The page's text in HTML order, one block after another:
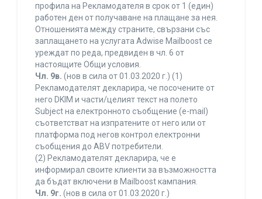
профила на Рекламодателя в срок от 1 (един)
работен ден от получаване на плащане за нея.
Отношенията между страните, свързани със
заплащането на услугата Adwise Mailboost се
уреждат по реда, предвиден в чл. 6 от
настоящите Общи условия.
Чл. 9в. (нов в сила от 01.03.2020 г.) (1)
Рекламодателят декларира, че посочените от
него DKIM и части/целият текст на полето
Subject на електронното съобщение (e-mail)
съответстват на изпратените от него или от
платформа под негов контрол електронни
съобщения до ABV потребители.
(2) Рекламодателят декларира, че е
информирал своите клиенти за възможността
да бъдат включени в Mailboost кампания.
Чл. 9г. (нов в сила от 01.03.2020 г.)